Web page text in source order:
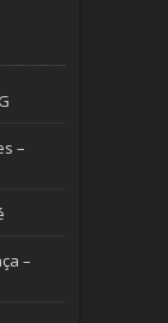
–
–